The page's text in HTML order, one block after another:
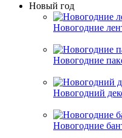
Новый год
Новогодние
Новогодние
Новогодний
Новогодние